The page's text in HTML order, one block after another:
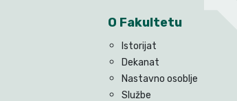
O Fakultetu
Istorijat
Dekanat
Nastavno osoblje
Službe